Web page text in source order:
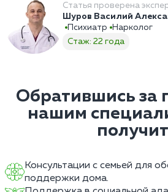
Статья проверена
Шуров Василий
Психиатр
Нарколог
Стаж: 22 года
Обратившись за
нашим
Консультации с семьей для
поддержки дома.